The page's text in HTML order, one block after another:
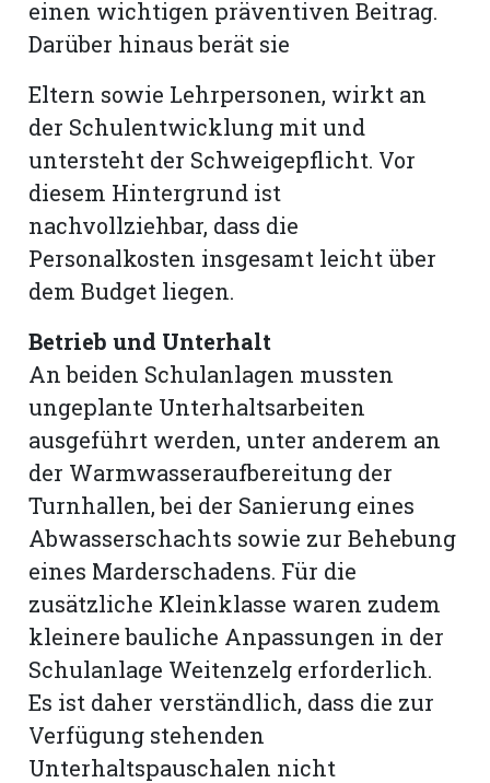
einen wichtigen präventiven Beitrag.
Darüber hinaus berät sie
Eltern sowie Lehrpersonen, wirkt an
der Schulentwicklung mit und
untersteht der Schweigepflicht. Vor
diesem Hintergrund ist
nachvollziehbar, dass die
Personalkosten insgesamt leicht über
dem Budget liegen.
Betrieb und Unterhalt
An beiden Schulanlagen mussten
ungeplante Unterhaltsarbeiten
ausgeführt werden, unter anderem an
der Warmwasseraufbereitung der
Turnhallen, bei der Sanierung eines
Abwasserschachts sowie zur Behebung
eines Marderschadens. Für die
zusätzliche Kleinklasse waren zudem
kleinere bauliche Anpassungen in der
Schulanlage Weitenzelg erforderlich.
Es ist daher verständlich, dass die zur
Verfügung stehenden
Unterhaltspauschalen nicht